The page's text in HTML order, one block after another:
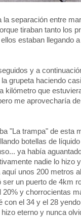
separación entre
tiraban tanto los
estaban llegando
y a
grupeta haciendo
kilómetro que
me aprovecharía
"La trampa" de esta
botellas de
ya había
nadie lo hizo
unos 200 metros
un puerto de 4km
y chorrocientas
con el 34 y el 28
eterno y nunca